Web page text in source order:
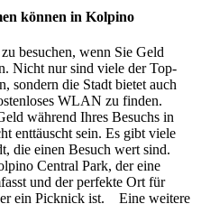
können in Kolpino
besuchen, wenn Sie Geld
Nicht nur sind viele der Top-
sondern die Stadt bietet auch
WLAN zu finden.
während Ihres Besuchs in
enttäuscht sein. Es gibt viele
die einen Besuch wert sind.
Central Park, der eine
und der perfekte Ort für
ein Picknick ist. Eine weitere